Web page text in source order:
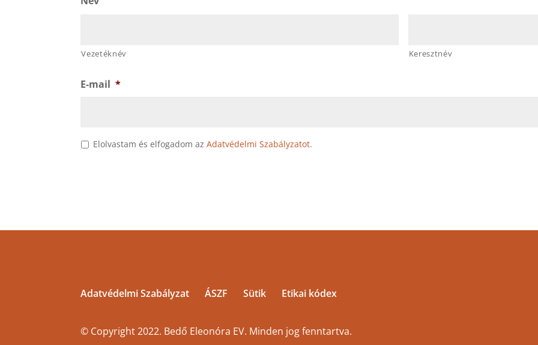
Vezetéknév Keresztnév
E-mail *
* Elolvastam és elfogadom azAdatvédelmi Szabályzatot.
Adatvédelmi Szabályzat ÁSZF Sütik Etikai kódex
© Copyright 2022. Bedő Eleonóra EV. Minden jog fenntartva.